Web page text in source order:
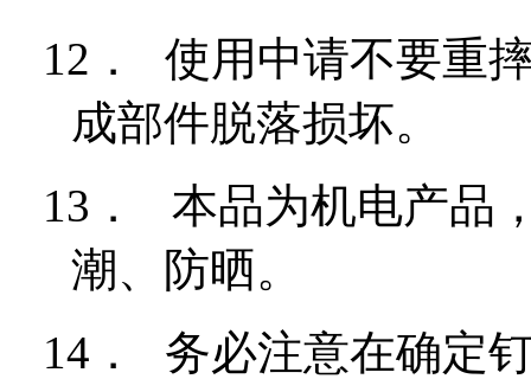
12．
使用中请不要重
成部件脱落损坏。
13．
本品为机电产品
潮、防晒。
14．
务必注意在确定